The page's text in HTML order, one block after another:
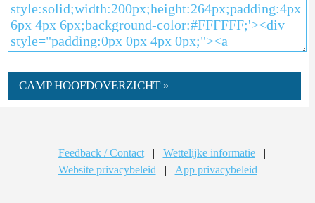
CAMP HOOFDOVERZICHT »
Feedback / Contact | Wettelijke informatie
|
Website privacybeleid
| App privacybeleid